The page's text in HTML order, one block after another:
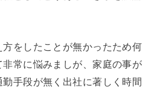
をしたことが無かったため何
常に悩みましが、家庭の事が
手段が無く出社に著しく時間